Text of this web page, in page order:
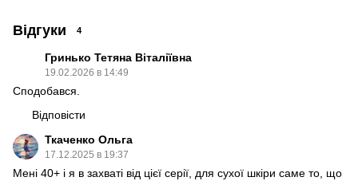
Відгуки 4
Гринько Тетяна Віталіївна
19.02.2026 в 14:49
Сподобався.
Відповісти
Ткаченко Ольга
17.12.2025 в 19:37
Мені 40+ і я в захваті від цієї серії, для сухої шкіри саме то, що